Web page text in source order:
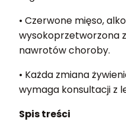
• Czerwone mięso,
wysokoprzetworzona
nawrotów choroby.
• Każda zmiana
wymaga konsultacji z
Spis treści